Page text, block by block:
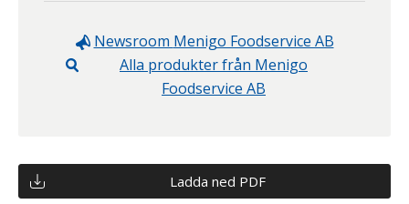
Newsroom Menigo Foodservice AB
Alla produkter från Menigo
Foodservice AB
Ladda ned PDF